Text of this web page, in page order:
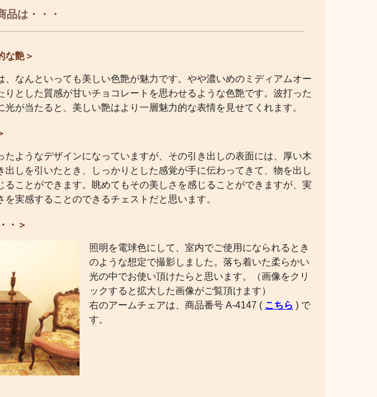
品は・・・
な艶＞
、なんといっても美しい色艶が魅力です。やや濃いめのミディアムオー
りとした質感が甘いチョコレートを思わせるような色艶です。波打った
光が当たると、美しい艶はより一層魅力的な表情を見せてくれます。
たようなデザインになっていますが、その引き出しの表面には、厚い木
出しを引いたとき、しっかりとした感覚が手に伝わってきて、物を出し
ることができます。眺めてもその美しさを感じることができますが、実
を実感することのできるチェストだと思います。
・＞
照明を電球色にして、室内でご使用になられるとき
のような想定で撮影しました。落ち着いた柔らかい
光の中でお使い頂けたらと思います。（画像をクリ
ックすると拡大した画像がご覧頂けます）
右のアームチェアは、商品番号 A-4147 ( こちら ) で
す。